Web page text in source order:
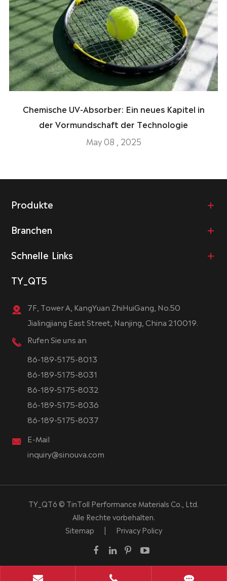
Chemische UV-Absorber: Ein neues Kapitel in
der Vormundschaft der Technologie
May 08 , 2025
Produkte
Branchen
Schnelle Links
TY_QT5
7F, Tower A, KangYuan ZhiHuiGang, No.50
Jialingjiang East Street, Nanjing, China 210019.
Rufen Sie uns an
86-189-5175-8013
86-189-5175-8031
86-189-5175-8032
86-189-5175-8036
86-189-5175-8037
E-Mail
inquiry@sinouva.com
TY_QT6 © TinToll Performance Materials Co., Ltd.
Alle Rechte vorbehalten.
Sitemap
| Privacy Policy